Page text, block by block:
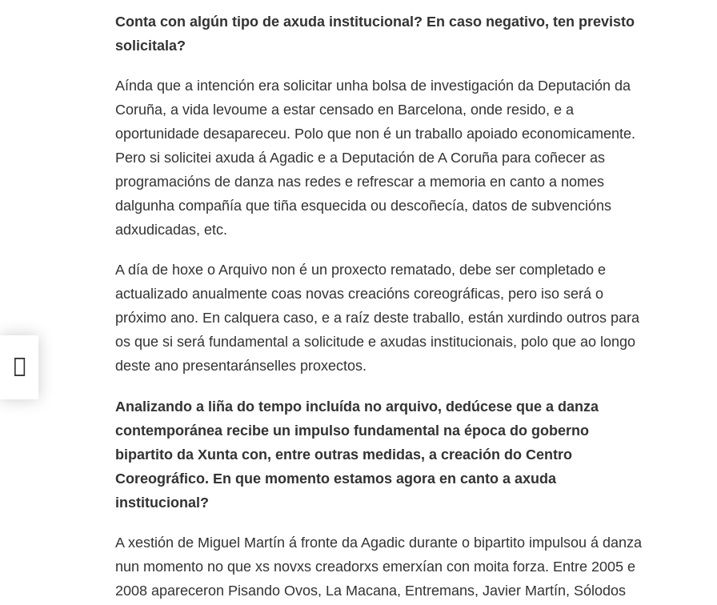
Conta con algún tipo de axuda institucional? En caso negativo, ten previsto
solicitala?
Aínda que a intención era solicitar unha bolsa de investigación da Deputación da
Coruña, a vida levoume a estar censado en Barcelona, onde resido, e a
oportunidade desapareceu. Polo que non é un traballo apoiado economicamente.
Pero si solicitei axuda á Agadic e a Deputación de A Coruña para coñecer as
programacións de danza nas redes e refrescar a memoria en canto a nomes
dalgunha compañía que tiña esquecida ou descoñecía, datos de subvencións
adxudicadas, etc.
A día de hoxe o Arquivo non é un proxecto rematado, debe ser completado e
actualizado anualmente coas novas creacións coreográficas, pero iso será o
próximo ano. En calquera caso, e a raíz deste traballo, están xurdindo outros para
os que si será fundamental a solicitude e axudas institucionais, polo que ao longo
deste ano presentaránselles proxectos.
Analizando a liña do tempo incluída no arquivo, dedúcese que a danza
contemporánea recibe un impulso fundamental na época do goberno
bipartito da Xunta con, entre outras medidas, a creación do Centro
Coreográfico. En que momento estamos agora en canto a axuda
institucional?
A xestión de Miguel Martín á fronte da Agadic durante o bipartito impulsou á danza
nun momento no que xs novxs creadorxs emerxían con moita forza. Entre 2005 e
2008 apareceron Pisando Ovos, La Macana, Entremans, Javier Martín, Sólodos